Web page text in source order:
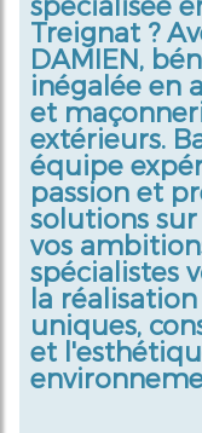
Treignat?
DAMIEN,
inégalée en
et
extérieurs.
équipe
passion et
solutions
vos
spécialistes
la
uniques,
et